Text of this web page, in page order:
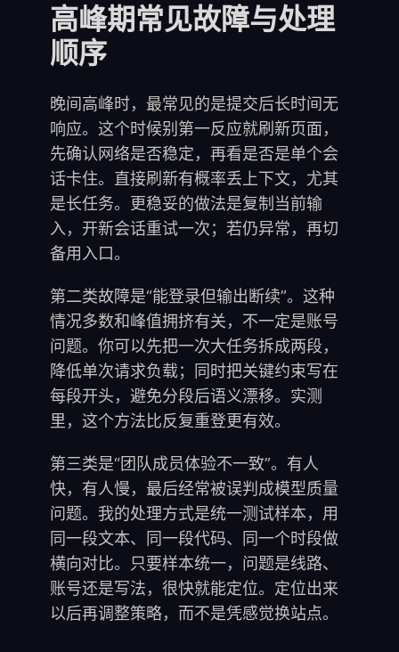
高峰期常见故障与处理
顺序
晚间高峰时，最常见的是提交后长时间无
响应。这个时候别第一反应就刷新页面，
先确认网络是否稳定，再看是否是单个会
话卡住。直接刷新有概率丢上下文，尤其
是长任务。更稳妥的做法是复制当前输
入，开新会话重试一次；若仍异常，再切
备用入口。
第二类故障是“能登录但输出断续”。这种
情况多数和峰值拥挤有关，不一定是账号
问题。你可以先把一次大任务拆成两段，
降低单次请求负载；同时把关键约束写在
每段开头，避免分段后语义漂移。实测
里，这个方法比反复重登更有效。
第三类是“团队成员体验不一致”。有人
快，有人慢，最后经常被误判成模型质量
问题。我的处理方式是统一测试样本，用
同一段文本、同一段代码、同一个时段做
横向对比。只要样本统一，问题是线路、
账号还是写法，很快就能定位。定位出来
以后再调整策略，而不是凭感觉换站点。